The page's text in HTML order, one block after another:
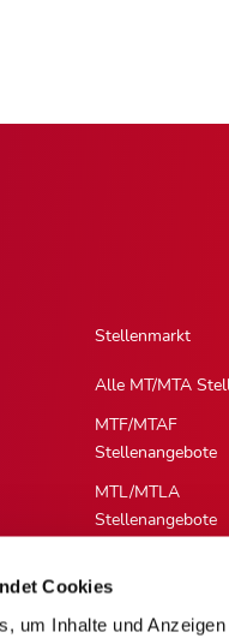
Cookies
um Inhalte und
Stellenmarkt
Alle MT/MTA
MTF/MTAF
Stellenangebote
MTL/MTLA
Stellenangebote
Stellenangebote
MTV/VMTA